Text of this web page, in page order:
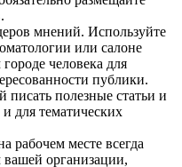
мнений. Используйте
или салоне
человека для
публики.
писать полезные статьи и
для тематических
рабочем месте всегда
вашей организации,